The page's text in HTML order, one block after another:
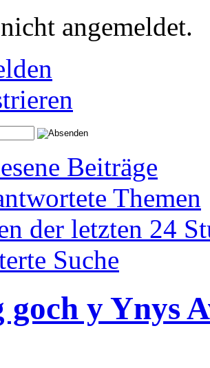
angemeldet.
Beiträge
Themen
der letzten 24
Suche
y Ynys